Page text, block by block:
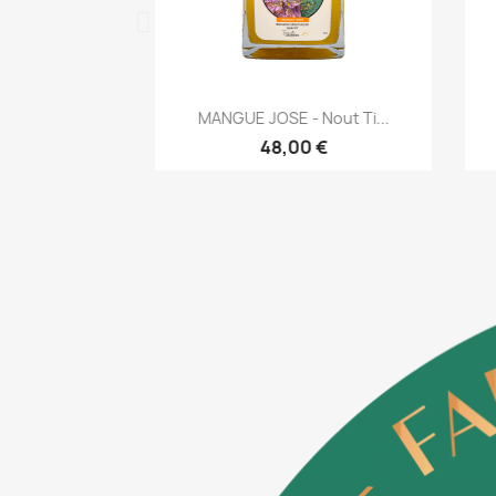
Aperçu rapide
MANGUE JOSE - Nout Ti...
48,00 €